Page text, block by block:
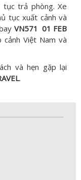
tục trả phòng. Xe
tục xuất cảnh và
VN571 01 FEB
Việt Nam và
và hẹn gặp lại
.